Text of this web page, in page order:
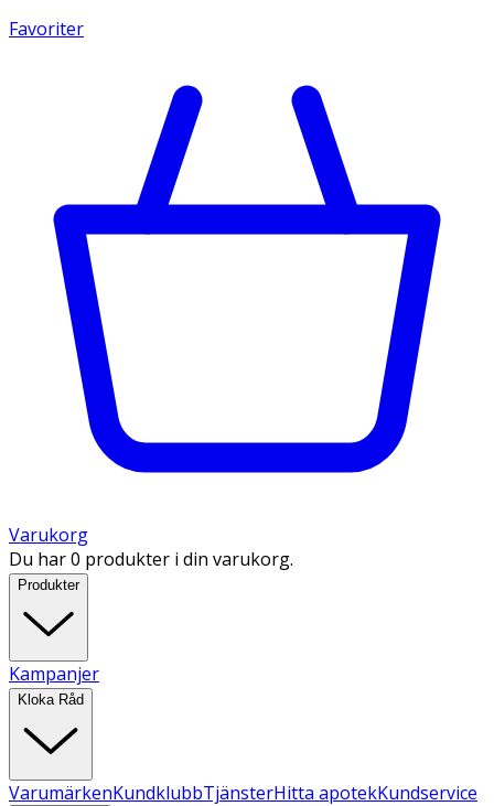
Favoriter
Varukorg
Du har 0 produkter i din varukorg.
Produkter
Kampanjer
Kloka Råd
VarumärkenKundklubbTjänsterHitta apotekKundservice